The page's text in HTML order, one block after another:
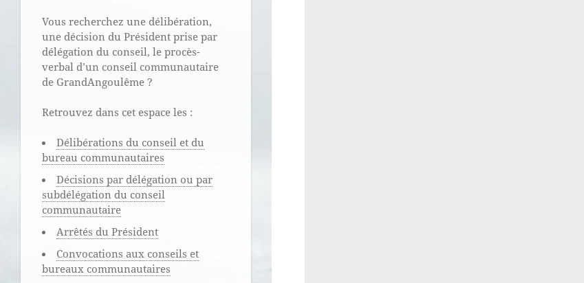
Vous recherchez une délibération,
une décision du Président prise par
délégation du conseil, le procès-
verbal d’un conseil communautaire
de GrandAngoulême ?
Retrouvez dans cet espace les :
Délibérations du conseil et du
bureau communautaires
Décisions par délégation ou par
subdélégation du conseil
communautaire
Arrêtés du Président
Convocations aux conseils et
bureaux communautaires